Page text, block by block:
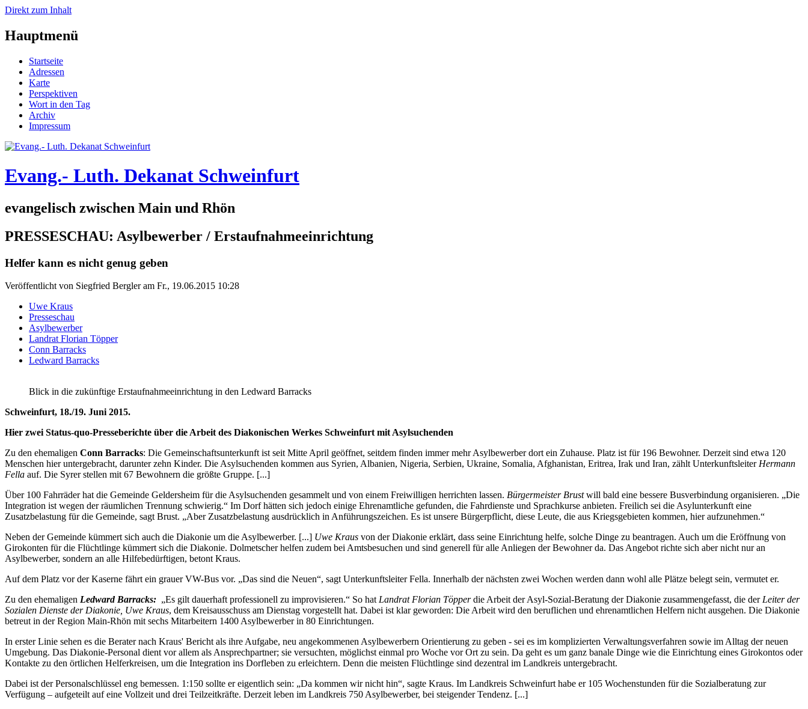
Direkt zum Inhalt
Hauptmenü
Startseite
Adressen
Karte
Perspektiven
Wort in den Tag
Archiv
Impressum
Evang.- Luth. Dekanat Schweinfurt
evangelisch zwischen Main und Rhön
PRESSESCHAU: Asylbewerber / Erstaufnahmeeinrichtung
Helfer kann es nicht genug geben
Veröffentlicht von Siegfried Bergleram Fr., 19.06.2015 10:28
Uwe Kraus
Presseschau
Asylbewerber
Landrat Florian Töpper
Conn Barracks
Ledward Barracks
Blick in die zukünftige Erstaufnahmeeinrichtung in den Ledward Barracks
Schweinfurt, 18./19. Juni 2015.
Hier zwei Status-quo-Presseberichte über die Arbeit des Diakonischen Werkes Schweinfurt mit Asylsuchenden
Zu den ehemaligen Conn Barracks: Die Gemeinschaftsunterkunft ist seit Mitte April geöffnet, seitdem finden immer mehr Asylbewerber dort ein Zuhause. Platz ist für 196 Bewohner. Derzeit sind etwa 120
Menschen hier untergebracht, darunter zehn Kinder. Die Asylsuchenden kommen aus Syrien, Albanien, Nigeria, Serbien, Ukraine, Somalia, Afghanistan, Eritrea, Irak und Iran, zählt Unterkunftsleiter Hermann
Fella auf. Die Syrer stellen mit 67 Bewohnern die größte Gruppe. [...]
Über 100 Fahrräder hat die Gemeinde Geldersheim für die Asylsuchenden gesammelt und von einem Freiwilligen herrichten lassen. Bürgermeister Brustwill bald eine bessere Busverbindung organisieren. „Die
Integration ist wegen der räumlichen Trennung schwierig.“ Im Dorf hätten sich jedoch einige Ehrenamtliche gefunden, die Fahrdienste und Sprachkurse anbieten. Freilich sei die Asylunterkunft eine
Zusatzbelastung für die Gemeinde, sagt Brust. „Aber Zusatzbelastung ausdrücklich in Anführungszeichen. Es ist unsere Bürgerpflicht, diese Leute, die aus Kriegsgebieten kommen, hier aufzunehmen.“
Neben der Gemeinde kümmert sich auch die Diakonie um die Asylbewerber. [...] Uwe Kraus von der Diakonie erklärt, dass seine Einrichtung helfe, solche Dinge zu beantragen. Auch um die Eröffnung von
Girokonten für die Flüchtlinge kümmert sich die Diakonie. Dolmetscher helfen zudem bei Amtsbesuchen und sind generell für alle Anliegen der Bewohner da. Das Angebot richte sich aber nicht nur an
Asylbewerber, sondern an alle Hilfebedürftigen, betont Kraus.
Auf dem Platz vor der Kaserne fährt ein grauer VW-Bus vor. „Das sind die Neuen“, sagt Unterkunftsleiter Fella. Innerhalb der nächsten zwei Wochen werden dann wohl alle Plätze belegt sein, vermutet er.
Zu den ehemaligen Ledward Barracks: „Es gilt dauerhaft professionell zu improvisieren.“ So hat Landrat Florian Töpperdie Arbeit der Asyl-Sozial-Beratung der Diakonie zusammengefasst, die der Leiter der
Sozialen Dienste der Diakonie, Uwe Kraus, dem Kreisausschuss am Dienstag vorgestellt hat. Dabei ist klar geworden: Die Arbeit wird den beruflichen und ehrenamtlichen Helfern nicht ausgehen. Die Diakonie
betreut in der Region Main-Rhön mit sechs Mitarbeitern 1400 Asylbewerber in 80 Einrichtungen.
In erster Linie sehen es die Berater nach Kraus' Bericht als ihre Aufgabe, neu angekommenen Asylbewerbern Orientierung zu geben - sei es im komplizierten Verwaltungsverfahren sowie im Alltag der neuen
Umgebung. Das Diakonie-Personal dient vor allem als Ansprechpartner; sie versuchten, möglichst einmal pro Woche vor Ort zu sein. Da geht es um ganz banale Dinge wie die Einrichtung eines Girokontos oder
Kontakte zu den örtlichen Helferkreisen, um die Integration ins Dorfleben zu erleichtern. Denn die meisten Flüchtlinge sind dezentral im Landkreis untergebracht.
Dabei ist der Personalschlüssel eng bemessen. 1:150 sollte er eigentlich sein: „Da kommen wir nicht hin“, sagte Kraus. Im Landkreis Schweinfurt habe er 105 Wochenstunden für die Sozialberatung zur
Verfügung – aufgeteilt auf eine Vollzeit und drei Teilzeitkräfte. Derzeit leben im Landkreis 750 Asylbewerber, bei steigender Tendenz. [...]